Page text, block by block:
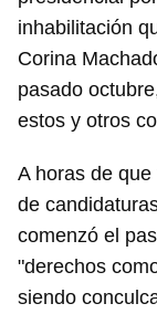
inhabilitación
Corina
pasado
estos y otros
A horas de
de
comenzó el
"derechos
siendo